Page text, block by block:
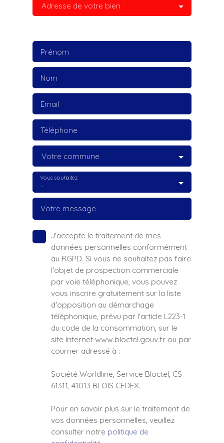
Adresse de votre bien
Prénom
Nom
Email
Téléphone
Votre commune
-
Vous souhaitez
Votre message
J'accepte le traitement de mes
données personnelles conformément
au RGPD. Si vous ne souhaitez pas faire
l'objet de prospection commerciale
par voie téléphonique, vous pouvez
vous inscrire gratuitement sur la liste
d'opposition au démarchage
téléphonique, prévu par l'article L223-1
du code de la consommation, sur le
site Internet www.bloctel.gouv.fr ou par
courrier adressé à :
Société Worldline, Service Bloctel, CS
61311, 41013 BLOIS CEDEX.
Pour en savoir plus sur le traitement de
vos données personnelles, veuillez
consulter notre politique de